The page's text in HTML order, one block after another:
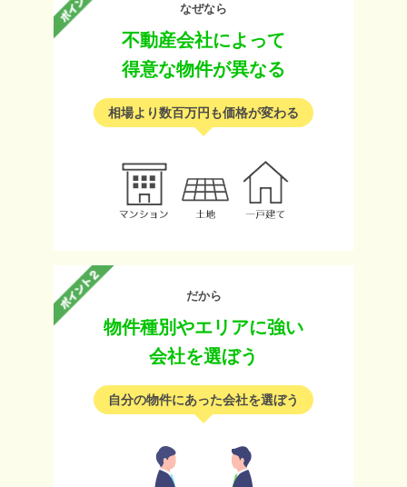
なぜなら
不動産会社によって
得意な物件が異なる
相場より数百万円も価格が変わる
だから
物件種別やエリアに強い
会社を選ぼう
自分の物件にあった会社を選ぼう